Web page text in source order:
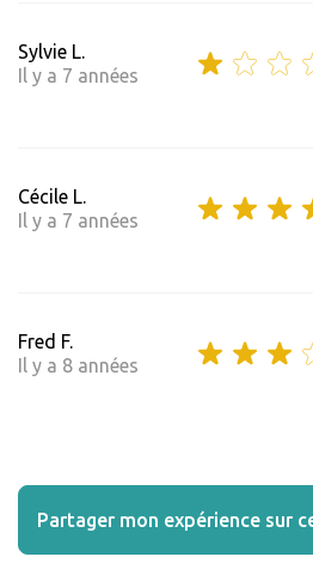
Sylvie L.
Il y a 7 années
Cécile L.
Il y a 7 années
Fred F.
Il y a 8 années
Partager mon expérience sur